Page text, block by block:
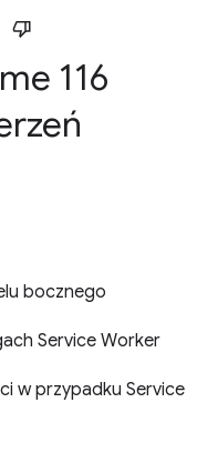
116
bocznego
Service Worker
w przypadku Service